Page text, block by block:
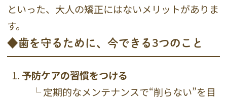
といった、大人の矯正にはないメリットがありま
す。
◆歯を守るために、今できる3つのこと
予防ケアの習慣をつける
└ 定期的なメンテナンスで“削らない”を目